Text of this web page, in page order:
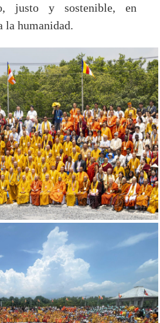
justo y sostenible, en
la humanidad.